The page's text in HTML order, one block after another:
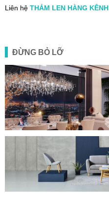
Liên hệ THẢM LEN HÀNG KÊNH
ĐỪNG BỎ LỠ